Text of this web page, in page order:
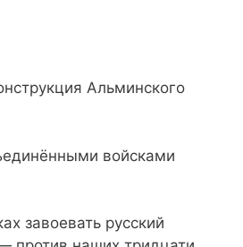
Альминского
войсками
завоевать русский